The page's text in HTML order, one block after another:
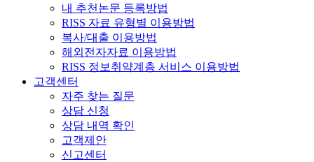
내 추천논문 등록방법
RISS 자료 유형별 이용방법
복사/대출 이용방법
해외전자자료 이용방법
RISS 정보취약계층 서비스 이용방법
고객센터
자주 찾는 질문
상담 신청
상담 내역 확인
고객제안
신고센터